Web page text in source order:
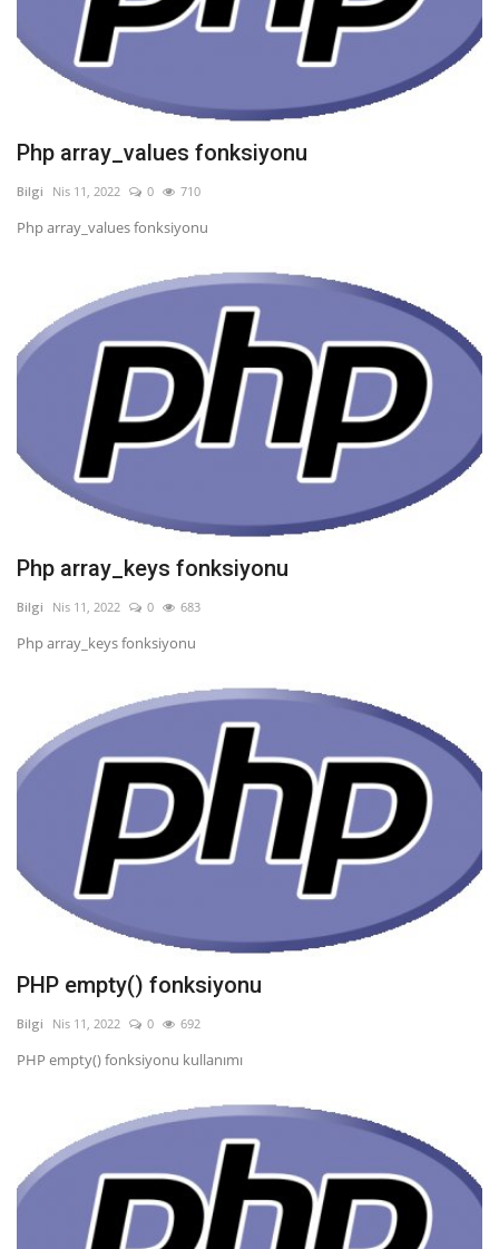
Php array_values fonksiyonu
Bilgi Nis 11, 2022 0 710
Php array_values fonksiyonu
Php array_keys fonksiyonu
Bilgi Nis 11, 2022 0 683
Php array_keys fonksiyonu
PHP empty() fonksiyonu
Bilgi Nis 11, 2022 0 692
PHP empty() fonksiyonu kullanımı